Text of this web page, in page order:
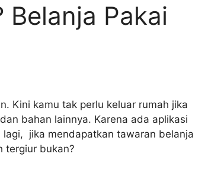
Belanja Pakai
Kini kamu tak perlu keluar rumah jika
bahan lainnya. Karena ada aplikasi
jika mendapatkan tawaran belanja
tergiur bukan?